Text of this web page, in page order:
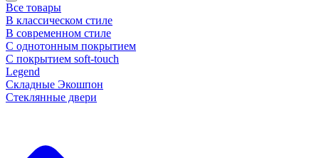
Все товары
В классическом стиле
В современном стиле
С однотонным покрытием
С покрытием soft-touch
Legend
Складные Экошпон
Стеклянные двери